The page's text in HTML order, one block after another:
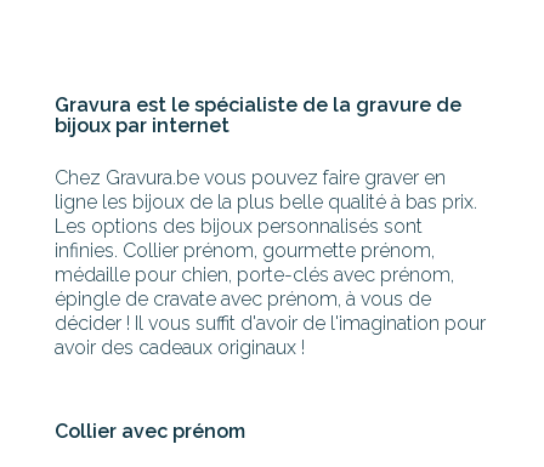
Gravura est le spécialiste de la gravure de
bijoux par internet
Chez Gravura.be vous pouvez faire graver en
ligne les bijoux de la plus belle qualité à bas prix.
Les options des bijoux personnalisés sont
infinies. Collier prénom, gourmette prénom,
médaille pour chien, porte-clés avec prénom,
épingle de cravate avec prénom, à vous de
décider ! Il vous suffit d'avoir de l'imagination pour
avoir des cadeaux originaux !
Collier avec prénom